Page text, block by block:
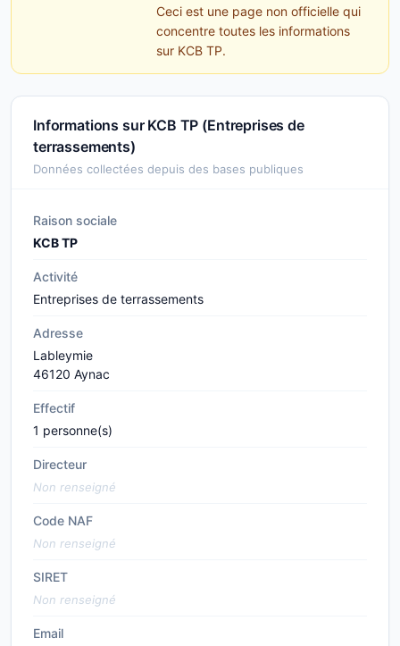
Ceci est une page non officielle qui
concentre toutes les informations
sur KCB TP.
Informations sur KCB TP (Entreprises de
terrassements)
Données collectées depuis des bases publiques
Raison sociale
KCB TP
Activité
Entreprises de terrassements
Adresse
Lableymie
46120 Aynac
Effectif
1 personne(s)
Directeur
Non renseigné
Code NAF
Non renseigné
SIRET
Non renseigné
Email